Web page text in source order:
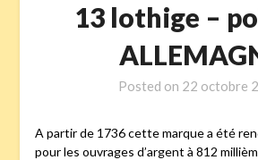
13 lothige –
Posted on 22 octobre
A partir de 1736 cette marque a été
pour les ouvrages d’argent à 812